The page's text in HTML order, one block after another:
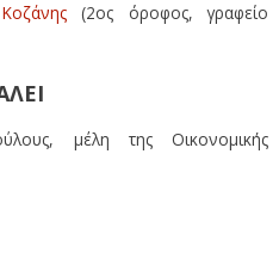
(2ος όροφος, γραφείο
μέλη της Οικονομικής